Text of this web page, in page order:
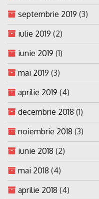
septembrie 2019 (3)
iulie 2019 (2)
iunie 2019 (1)
mai 2019 (3)
aprilie 2019 (4)
decembrie 2018 (1)
noiembrie 2018 (3)
iunie 2018 (2)
mai 2018 (4)
aprilie 2018 (4)